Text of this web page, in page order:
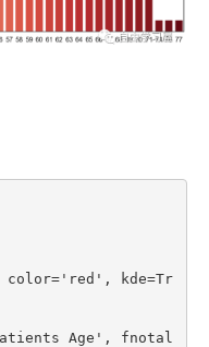
color='red' , kde=Tr
Age' ,
fnotal